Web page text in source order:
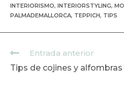
INTERIORISMO, INTERIORSTYLING,
PALMADEMALLORCA, TEPPICH, TIPS
Entrada anterior
Tips de cojines y alfombras